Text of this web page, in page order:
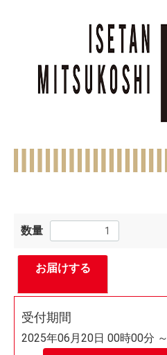
数量
お届けする
受付期間
2025年06月20日 00時00分 ～